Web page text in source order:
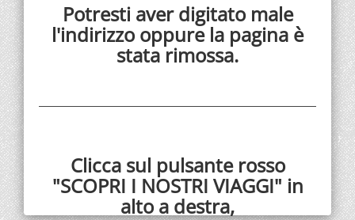
Potresti aver digitato male
l'indirizzo oppure la pagina è
stata rimossa.
Clicca sul pulsante rosso
"SCOPRI I NOSTRI VIAGGI" in
alto a destra,